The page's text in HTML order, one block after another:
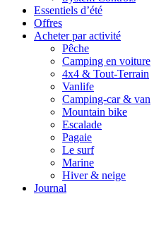
Essentiels d’été
Offres
Acheter par activité
Pêche
Camping en voiture
4x4 & Tout-Terrain
Vanlife
Camping-car & van
Mountain bike
Escalade
Pagaie
Le surf
Marine
Hiver & neige
Journal